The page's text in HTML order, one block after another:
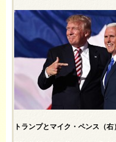
トランプとマイク・ペンス（